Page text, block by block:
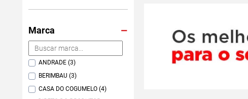
Marca
ANDRADE (3)
BERIMBAU (3)
CASA DO COGUMELO (4)